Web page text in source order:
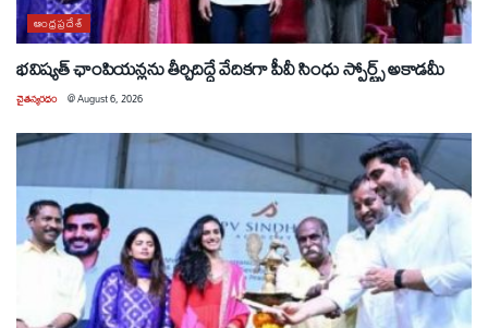
ఆంధ్రప్రదేశ్
భవిష్యత్ ఛాంపియన్లను తీర్చిదిద్దే వేదికగా పీవీ సింధు స్పోర్ట్స్ అకాడమీ
చైతన్యరధం @August 6, 2026